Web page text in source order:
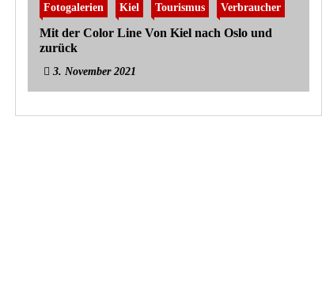
Fotogalerien Kiel Tourismus Verbraucher
Mit der Color Line Von Kiel nach Oslo und
zurück
3. November 2021